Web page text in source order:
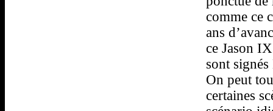
comme ce
ans
ce Jason
sont
On peut
certaines